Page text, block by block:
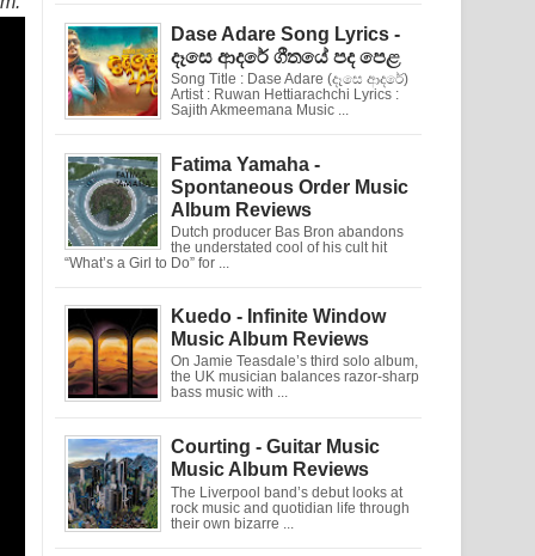
Dase Adare Song Lyrics -
දෑසෙ ආදරේ ගීතයේ පද පෙළ
Song Title : Dase Adare (දෑසෙ ආදරේ)
Artist : Ruwan Hettiarachchi Lyrics :
Sajith Akmeemana Music ...
Fatima Yamaha -
Spontaneous Order Music
Album Reviews
Dutch producer Bas Bron abandons
the understated cool of his cult hit
“What’s a Girl to Do” for ...
Kuedo - Infinite Window
Music Album Reviews
On Jamie Teasdale’s third solo album,
the UK musician balances razor-sharp
bass music with ...
Courting - Guitar Music
Music Album Reviews
The Liverpool band’s debut looks at
rock music and quotidian life through
their own bizarre ...